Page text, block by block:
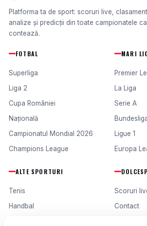
Platforma ta de sport: scoruri live,
analize și predicții din toate campionatele
contează.
FOTBAL
Superliga
Liga 2
Cupa României
Națională
Campionatul Mondial 2026
Champions League
MARI
Premier
La Liga
Serie A
Ligue 1
Europa
ALTE SPORTURI
Tenis
Handbal
Scoruri
Contact